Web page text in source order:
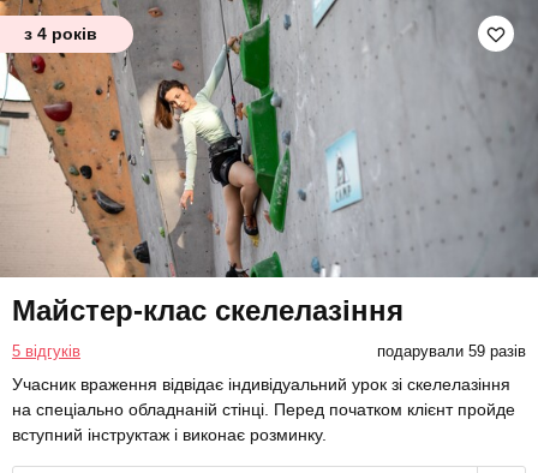
з 4 років
Майстер-клас скелелазіння
5 відгуків подарували 59 разів
Учасник враження відвідає індивідуальний урок зі скелелазіння
на спеціально обладнаній стінці. Перед початком клієнт пройде
вступний інструктаж і виконає розминку.